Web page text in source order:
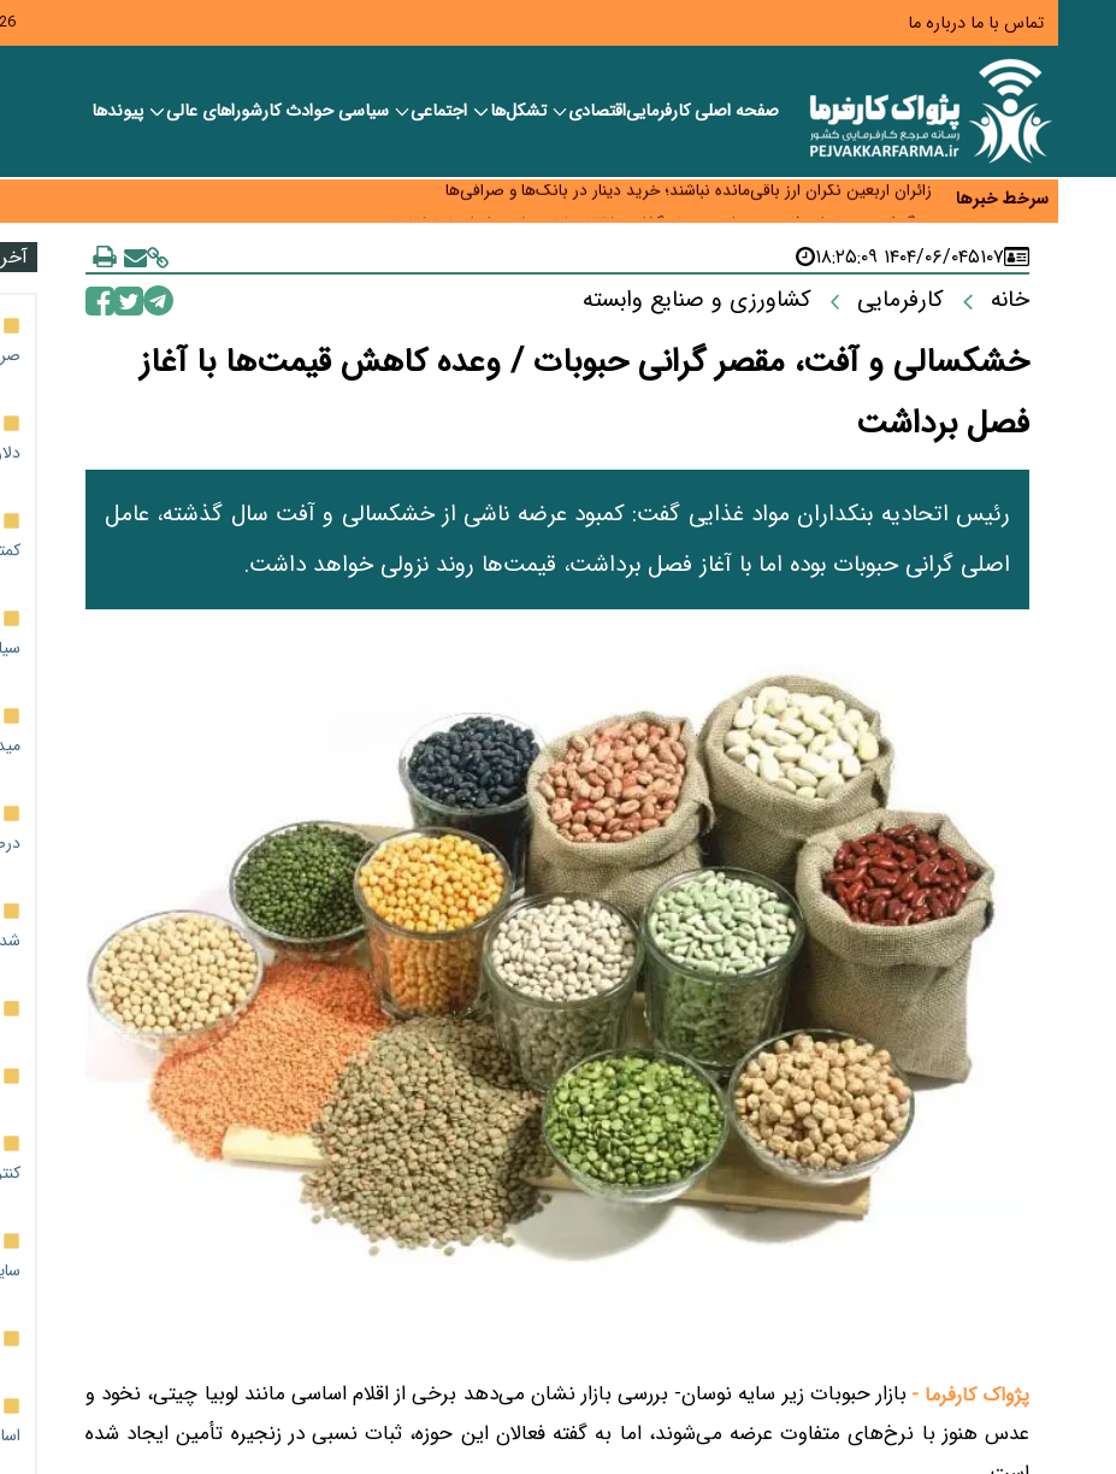
تماس با ما درباره ما
صفحه اصلیکارفرماییاقتصادی تشکل‌ها اجتماعی سیاسیحوادث کارشورا‎های عالی پیوندها
سرخط خبرها
همایش و مسابقه نذری ماه صفر برگزار شد
زائران اربعین نگران ارز باقی‌مانده نباشند؛ خرید دینار در بانک‌ها و صرافی‌ها
جنگ کریدورها وارد فاز جدید شد؛ سرمایه‌گذاری ۳۴۵ میلیارد دلاری اوراسیا تا ۲۰۳۵
پارادوکس اینترنت در ایران؛ مصرف‌کننده بیشتر می‌پردازد، شبکه کمتر توسعه می‌یابد
تأمین سرمایه در گردش بدون خلق نقدینگی؛ نقش جدید سیاست‌های مالیاتی در حمایت از تولید
۵۱۰۷۱۴۰۴/۰۶/۰۴ ۱۸:۲۵:۰۹
خانه کارفرمایی کشاورزی و صنایع وابسته
خشکسالی و آفت، مقصر گرانی حبوبات / وعده کاهش قیمت‌ها با آغاز
فصل برداشت
رئیس اتحادیه بنکداران مواد غذایی گفت: کمبود عرضه ناشی از خشکسالی و آفت سال گذشته، عامل
اصلی گرانی حبوبات بوده اما با آغاز فصل برداشت، قیمت‌ها روند نزولی خواهد داشت.
پژواک کارفرما - بازار حبوبات زیر سایه نوسان- بررسی بازار نشان می‌دهد برخی از اقلام اساسی مانند لوبیا چیتی، نخود و
عدس هنوز با نرخ‌های متفاوت عرضه می‌شوند، اما به گفته فعالان این حوزه، ثبات نسبی در زنجیره تأمین ایجاد شده